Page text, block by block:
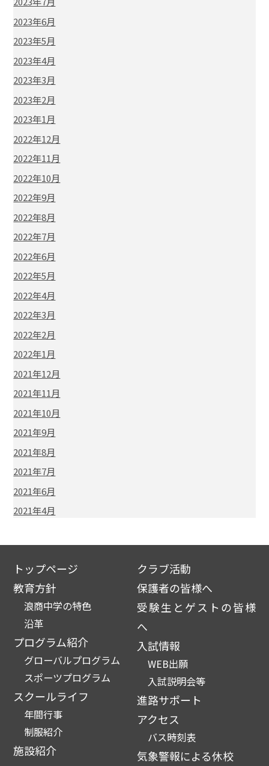
2023年6月
2023年5月
2023年4月
2023年3月
2023年2月
2023年1月
2022年12月
2022年11月
2022年10月
2022年9月
2022年8月
2022年7月
2022年6月
2022年5月
2022年4月
2022年3月
2022年2月
2022年1月
2021年12月
2021年11月
2021年10月
2021年9月
2021年8月
2021年7月
2021年6月
2021年4月
トップページ
教育方針
浪商中学の特色
沿革
プログラム紹介
グローバルプログラム
スポーツプログラム
スクールライフ
年間行事
制服紹介
施設紹介
クラブ活動
保護者の皆様へ
受験生とゲストの皆様
へ
入試情報
WEB出願
入試説明会等
進路サポート
アクセス
バス時刻表
気象警報による休校